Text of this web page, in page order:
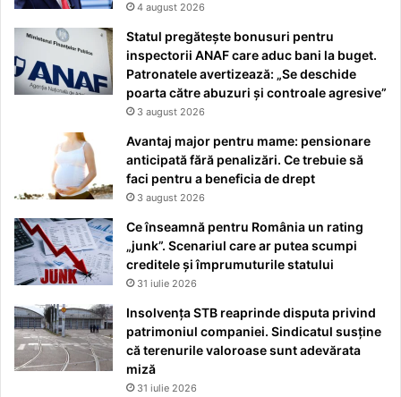
4 august 2026
Statul pregătește bonusuri pentru
inspectorii ANAF care aduc bani la buget.
Patronatele avertizează: „Se deschide
poarta către abuzuri și controale agresive”
3 august 2026
Avantaj major pentru mame: pensionare
anticipată fără penalizări. Ce trebuie să
faci pentru a beneficia de drept
3 august 2026
Ce înseamnă pentru România un rating
„junk”. Scenariul care ar putea scumpi
creditele și împrumuturile statului
31 iulie 2026
Insolvența STB reaprinde disputa privind
patrimoniul companiei. Sindicatul susține
că terenurile valoroase sunt adevărata
miză
31 iulie 2026